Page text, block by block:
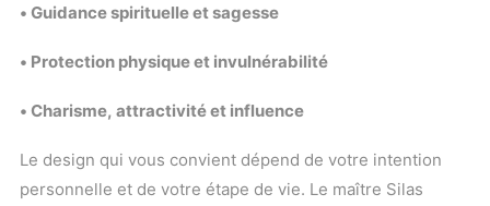
• Guidance spirituelle et sagesse
• Protection physique et invulnérabilité
• Charisme, attractivité et influence
Le design qui vous convient dépend de votre intention
personnelle et de votre étape de vie. Le maître Silas